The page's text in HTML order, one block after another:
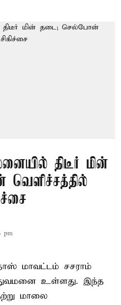
திடீர் மின்
pm
மாவட்டம் சசராம்
உள்ளது. இந்த
மாலை